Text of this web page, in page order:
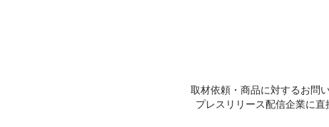
取材依頼・商品に対するお問
プレスリリース配信企業に直